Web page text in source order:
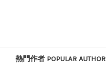
熱門作者 POPULAR AUTHOR